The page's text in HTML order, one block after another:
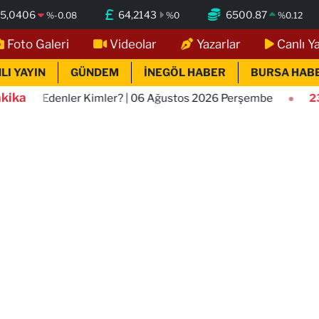
%-0.08 64,2143 %0 6500.87 %0.12
Foto Galeri Videolar Yazarlar Canlı
YAYIN GÜNDEM İNEGÖL HABER BURSA
| 06 Ağustos 2026 Perşembe 23:05İnegöl'de